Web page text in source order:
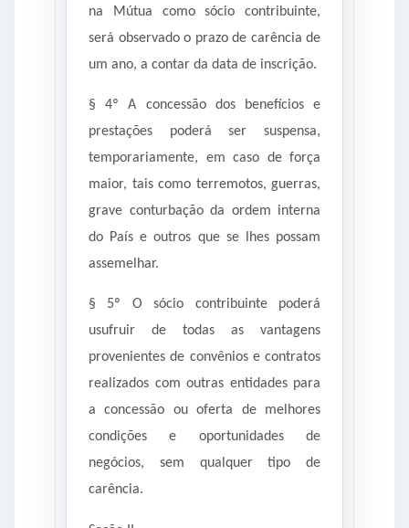
na Mútua como sócio contribuinte,
será observado o prazo de carência de
um ano, a contar da data de inscrição.
§ 4º A concessão dos benefícios e
prestações poderá ser suspensa,
temporariamente, em caso de força
maior, tais como terremotos, guerras,
grave conturbação da ordem interna
do País e outros que se lhes possam
assemelhar.
§ 5º O sócio contribuinte poderá
usufruir de todas as vantagens
provenientes de convênios e contratos
realizados com outras entidades para
a concessão ou oferta de melhores
condições e oportunidades de
negócios, sem qualquer tipo de
carência.